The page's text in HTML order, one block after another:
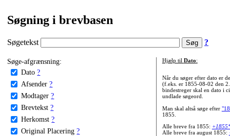
Søgning i brevbasen
Søgetekst ?
Søge-afgrænsning:
Dato ?
Afsender ?
Modtager ?
Brevtekst ?
Herkomst ?
Original Placering ?
Hjælp til Dato:
Når du søger efter dato er
(f.eks. er 1855-08-02 den
bindestreger skal en dato i
undlade søgeord.
Man skal altså søge efter
1855.
Alle breve fra 1855:
Alle breve fra august 1855: